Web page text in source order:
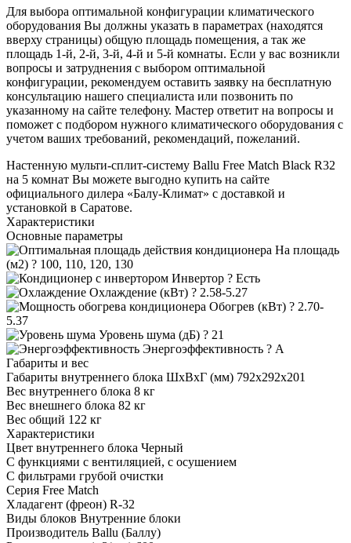
Для выбора оптимальной конфигурации климатического
оборудования Вы должны указать в параметрах (находятся
вверху страницы) общую площадь помещения, а так же
площадь 1-й, 2-й, 3-й, 4-й и 5-й комнаты. Если у вас возникли
вопросы и затруднения с выбором оптимальной
конфигурации, рекомендуем оставить заявку на бесплатную
консультацию нашего специалиста или позвонить по
указанному на сайте телефону. Мастер ответит на вопросы и
поможет с подбором нужного климатического оборудования с
учетом ваших требований, рекомендаций, пожеланий.
Настенную мульти-сплит-систему Ballu Free Match Black R32
на 5 комнат Вы можете выгодно купить на сайте
официального дилера «Балу-Климат» с доставкой и
установкой в Саратове.
Характеристики
Основные параметры
На площадь
(м2) ? 100, 110, 120, 130
Инвертор ? Есть
Охлаждение (кВт) ? 2.58-5.27
Обогрев (кВт) ? 2.70-
5.37
Уровень шума (дБ) ? 21
Энергоэффективность ? A
Габариты и вес
Габариты внутреннего блока ШхВхГ (мм) 792x292x201
Вес внутреннего блока 8 кг
Вес внешнего блока 82 кг
Вес общий 122 кг
Характеристики
Цвет внутреннего блока Черный
С функциями с вентиляцией, с осушением
С фильтрами грубой очистки
Серия Free Match
Хладагент (фреон) R-32
Виды блоков Внутренние блоки
Производитель Ballu (Баллу)